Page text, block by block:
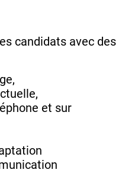
candidats avec des
et sur